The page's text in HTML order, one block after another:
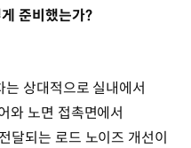
준비했는가?
상대적으로 실내에서
와 노면 접촉면에서
달되는 로드 노이즈 개선이